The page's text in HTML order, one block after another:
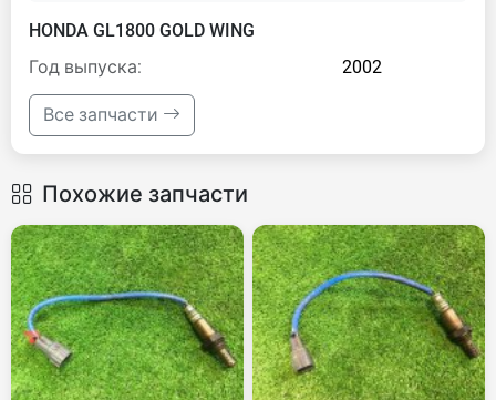
HONDA GL1800 GOLD WING
Год выпуска:
2002
Все запчасти
Похожие запчасти